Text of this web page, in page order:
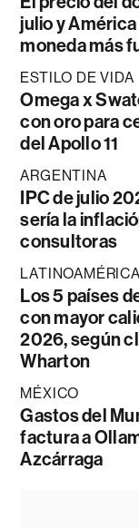
julio y
moneda más
ESTILO DE VIDA
Omega x
con oro para
del Apollo 11
ARGENTINA
IPC de julio
sería la
consultoras
LATINOAMÉRICA
Los 5 países
con mayor
2026, según
Wharton
MÉXICO
Gastos del
factura a
Azcárraga